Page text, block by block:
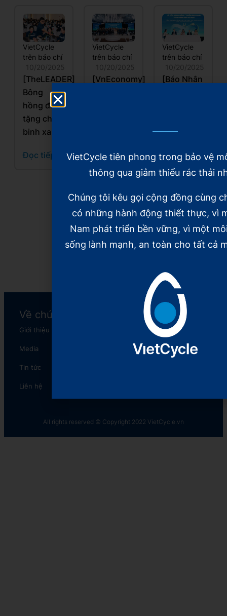
VietCycle
trên báo chí
10/20/2025
[TheLEADER]
Bông
hồng đỏ
tặng chiến
binh xanh
Đọc tiếp
VietCycle
trên báo chí
10/20/2025
[VnEconomy]
rác thải
nhựa
Đọc tiếp
VietCycle
trên báo chí
10/20/2025
[Báo Nhân
binh xanh”
trình 5
năm hồi
thải nhựa
Về chúng tôi
Giới thiệu
Media
Tin tức
Liên hệ
Chương trình
XanhNét
The Plastic Reborn
All rights reserved © Copyright 2022 VietCycle.vn
VietCycle tiên phong trong bảo vệ
thông qua giảm thiểu rác thải
Chúng tôi kêu gọi cộng đồng cùng
có những hành động thiết thực, vì
Nam phát triển bền vững, vì một
sống lành mạnh, an toàn cho tất cả